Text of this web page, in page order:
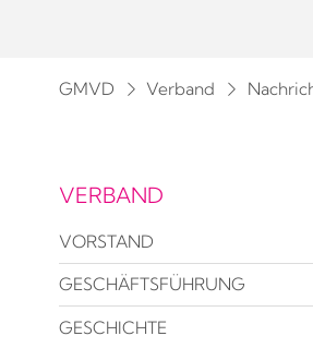
GMVD Verband
VERBAND
VORSTAND
GESCHÄFTSFÜHRUNG
GESCHICHTE